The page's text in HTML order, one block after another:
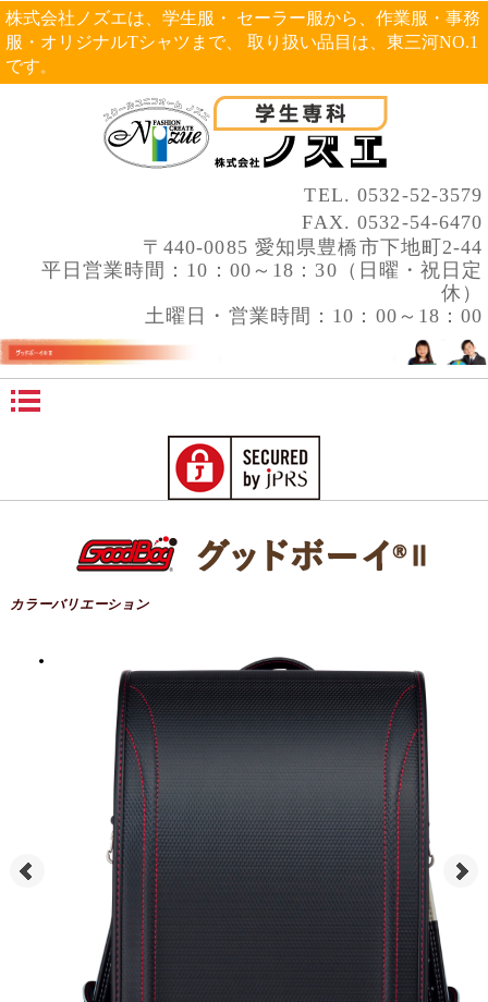
株式会社ノズエは、学生服・ セーラー服から、作業服・事務
服・オリジナルTシャツまで、 取り扱い品目は、東三河NO.1
です。
TEL.0532-52-3579
FAX. 0532-54-6470
〒440-0085 愛知県豊橋市下地町2-44
平日営業時間：10：00～18：30（日曜・祝日定
休）
土曜日・営業時間：10：00～18：00
カラーバリエーション